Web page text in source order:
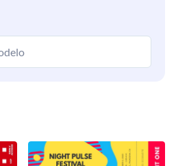
modelo de ingresso para
aparência coesa. Adicione as
e faça o download e